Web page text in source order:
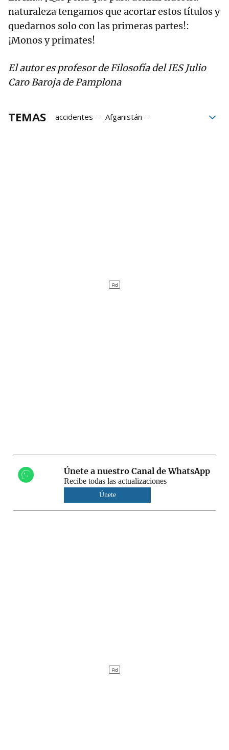
naturaleza tengamos que acortar estos títulos y
quedarnos solo con las primeras partes!:
¡Monos y primates!
El autor es profesor de Filosofía del IES Julio
Caro Baroja de Pamplona
TEMAS accidentes
Afganistán
Únete a nuestro Canal de WhatsApp
Recibe todas las actualizaciones
Únete